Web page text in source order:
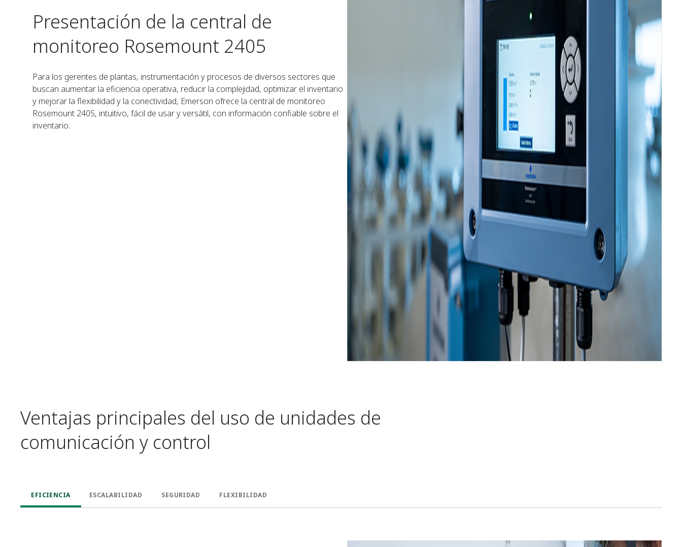
Presentación de la central de
monitoreo Rosemount 2405​
Para los gerentes de plantas, instrumentación y procesos de diversos sectores que
buscan aumentar la eficiencia operativa, reducir la complejidad, optimizar el inventario
y mejorar la flexibilidad y la conectividad, Emerson ofrece la central de monitoreo
Rosemount 2405, intuitivo, fácil de usar y versátil, con información confiable sobre el
inventario.
Ventajas principales del uso de unidades de
comunicación y control​
EFICIENCIA ESCALABILIDAD SEGURIDAD FLEXIBILIDAD